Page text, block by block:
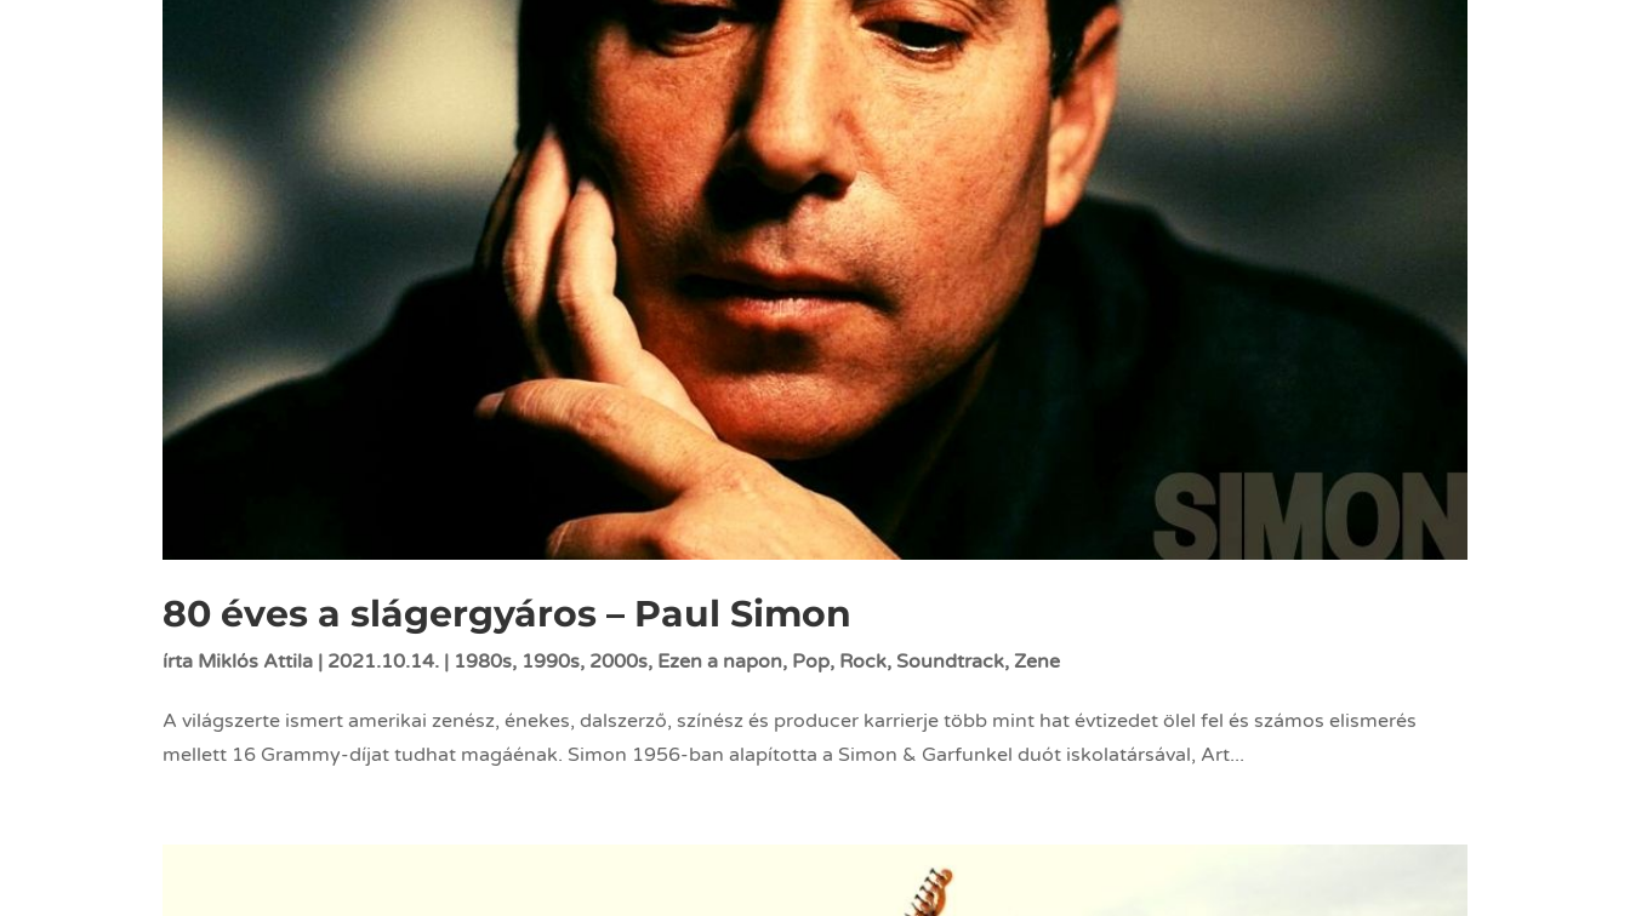
80 éves a slágergyáros – Paul Simon
írta Miklós Attila | 2021.10.14. | 1980s, 1990s, 2000s, Ezen a napon, Pop, Rock, Soundtrack,Zene
A világszerte ismert amerikai zenész, énekes, dalszerző, színész és producer karrierje több mint hat évtizedet ölel fel és számos elismerés
mellett 16 Grammy-díjat tudhat magáénak. Simon 1956-ban alapította a Simon & Garfunkel duót iskolatársával, Art...